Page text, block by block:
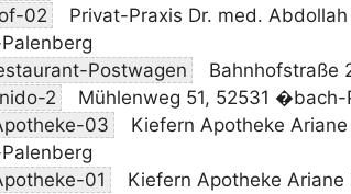
02
Privat-Praxis Dr. med.
Postwagen
Bahnhofstraße
2
Mühlenweg 51, 52531 �bach-
03
Kiefern Apotheke
01
Kiefern Apotheke